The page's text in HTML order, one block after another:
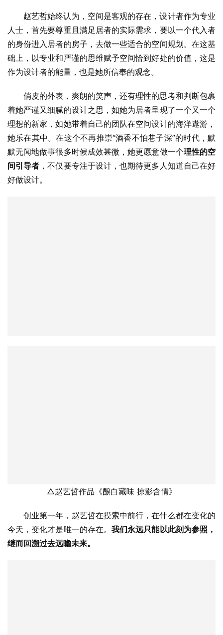
赵艺哲始终认为，空间是客观的存在，设计者作为专业
人士，首先要尊重且满足居者的实际需求，要以一个代入者
的身份进入居者的房子，去做一些适合的空间规划。在这基
础上，以专业和严谨的思维赋予空间恰到好处的价值，这是
作为设计者的能量，也是她所信奉的观念。
俏皮的外表，爽朗的笑声，还有理性的思考和判断包裹
着她严谨又细腻的设计之思，如她为居者呈现了一个又一个
理想的新家，如她带着自己的团队在空间设计的海洋遨游，
她乐在其中。在这个不再推崇“酒香不怕巷子深”的时代，默
默无闻地做事很多时候成效甚微，她更愿意做一个理性的空
间引导者 ，不仅要专注于设计，也期待更多人知道自己在好
好做设计。
△赵艺哲作品《酿白藏味 掠影含情》
创业第一年，赵艺哲在摸索中前行，在什么都在变化的
今天，变化才是唯一的存在。我们永远只能以此刻为参照，
继而回溯过去远瞻未来。